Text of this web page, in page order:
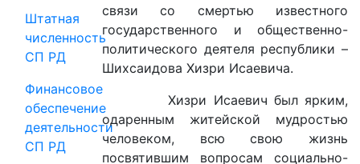
Штатная
численность
СП РД
Финансовое
обеспечение
деятельности
СП РД
связи со смертью известного
государственного и общественно-
политического деятеля республики –
Шихсаидова Хизри Исаевича.
Хизри Исаевич был ярким,
одаренным житейской мудростью
человеком, всю свою жизнь
посвятившим вопросам социально-